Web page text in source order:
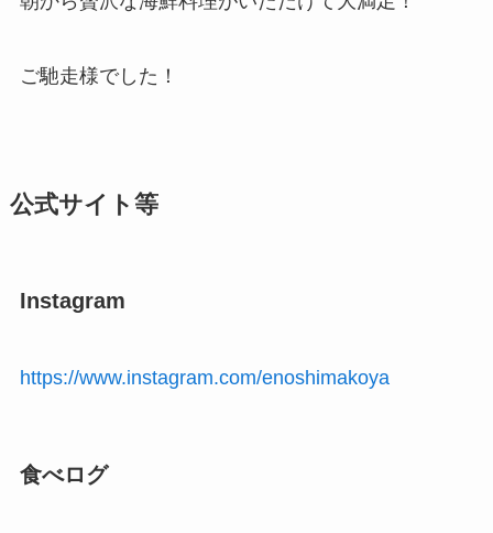
ご馳走様でした！
公式サイト等
Instagram
https://www.instagram.com/enoshimakoya
食べログ